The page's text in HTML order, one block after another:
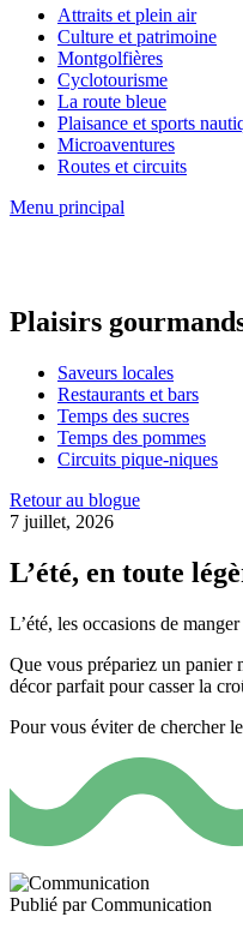
Attraits et plein air
Culture et patrimoine
Montgolfières
Cyclotourisme
La route bleue
Plaisance et sports
Microaventures
Routes et circuits
Menu principal
Plaisirs
Saveurs locales
Restaurants et bars
Temps des sucres
Temps des pommes
Circuits pique-niques
Retour au blogue
7 juillet, 2026
L’été, en toute
L’été, les occasions de
Que vous prépariez un panier
décor parfait pour casser la
Pour vous éviter de chercher
Publié parCommunication